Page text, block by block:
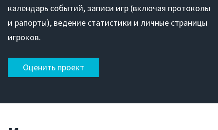
календарь событий, записи игр (включая протоколы
и рапорты), ведение статистики и личные страницы
игроков.
Оценить проект